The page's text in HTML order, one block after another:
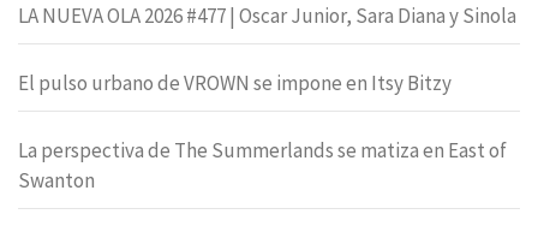
LA NUEVA OLA 2026 #477 | Oscar Junior, Sara Diana y Sinola
El pulso urbano de VROWN se impone en Itsy Bitzy
La perspectiva de The Summerlands se matiza en East of
Swanton